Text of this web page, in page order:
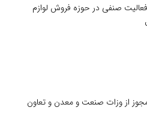
صنفی در حوزه فروش لوازم
از وزات صنعت و معدن و تعاون